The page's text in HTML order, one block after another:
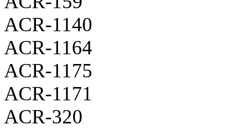
ACR-1140
ACR-1164
ACR-1175
ACR-1171
ACR-320